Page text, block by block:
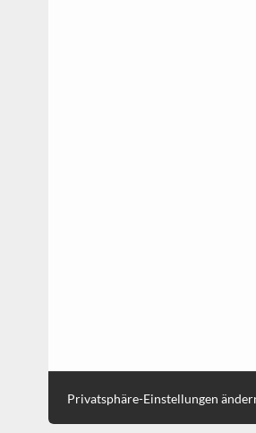
Privatsphäre-Einstellungen